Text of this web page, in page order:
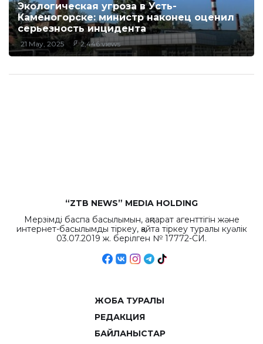
Экологическая угроза в Усть-
Каменогорске: министр наконец оценил
серьезность инцидента
21 May, 2025 2,446 views
“ZTB NEWS” MEDIA HOLDING
Мерзімді баспа басылымын, ақпарат агенттігін және
интернет-басылымды тіркеу, қайта тіркеу туралы куәлік
03.07.2019 ж. берілген № 17772-СИ.
ЖОБА ТУРАЛЫ
РЕДАКЦИЯ
БАЙЛАНЫСТАР